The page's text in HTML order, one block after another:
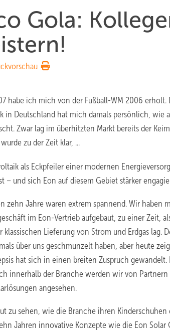
Gola:
habe ich mich von der Fußball-WM 2006 erholt.
in Deutschland hat mich damals persönlich, wie
Zwar lag im überhitzten Markt bereits der
zu der Zeit klar, ...
als Eckpfeiler einer modernen
– und sich Eon auf diesem Gebiet stärker
zehn Jahre waren extrem spannend. Wir haben
im Eon-Vertrieb aufgebaut, zu einer Zeit,
klassischen Lieferung von Strom und Erdgas lag.
über uns geschmunzelt haben, aber heute
hat sich in einen breiten Zuspruch
innerhalb der Branche werden wir von
angesehen.
zu sehen, wie die Branche ihren
Jahren innovative Konzepte wie die Eon